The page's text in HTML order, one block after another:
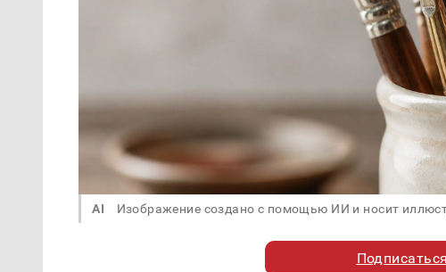
AI Изображение создано с помощью ИИ и носит